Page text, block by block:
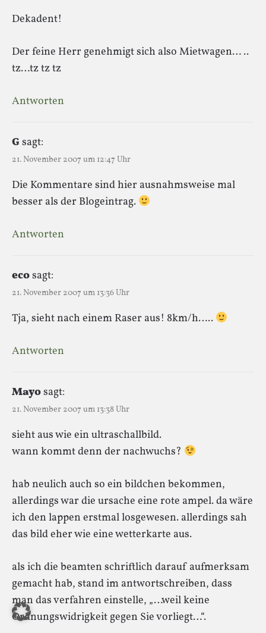
Dekadent!
Der feine Herr genehmigt sich also Mietwagen… ..
tz…tz tz tz
Antworten
G sagt:
21. November 2007 um 12:47 Uhr
Die Kommentare sind hier ausnahmsweise mal
besser als der Blogeintrag.
Antworten
ecosagt:
21. November 2007 um 13:36 Uhr
Tja, sieht nach einem Raser aus! 8km/h…..
Antworten
Mayosagt:
21. November 2007 um 13:38 Uhr
sieht aus wie ein ultraschallbild.
wann kommt denn der nachwuchs?
hab neulich auch so ein bildchen bekommen,
allerdings war die ursache eine rote ampel. da wäre
ich den lappen erstmal losgewesen. allerdings sah
das bild eher wie eine wetterkarte aus.
als ich die beamten schriftlich darauf aufmerksam
gemacht hab, stand im antwortschreiben, dass
man das verfahren einstelle, „…weil keine
Ordnungswidrigkeit gegen Sie vorliegt…“.